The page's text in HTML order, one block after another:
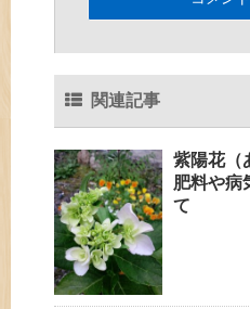
関連記事
紫陽花（
肥料や病
て